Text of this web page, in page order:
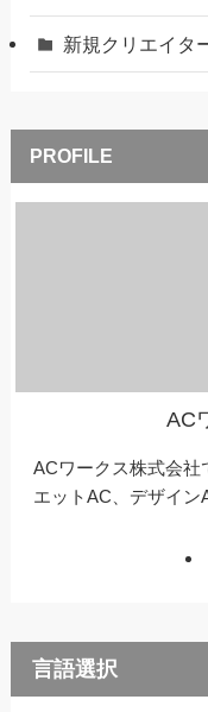
新規クリエイタ
AC
ACワークス株式会
エットAC、デザイン
言語選択